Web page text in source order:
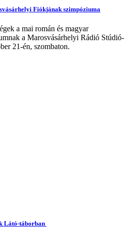
Fiókjának szimpóziuma
a mai román és magyar
a Marosvásárhelyi Rádió Stúdió-
21-én, szombaton.
Látó-táborban